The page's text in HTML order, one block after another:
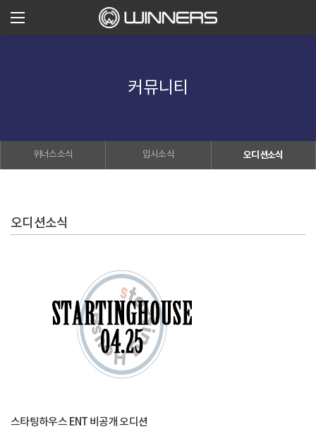
커뮤니티
위너스소식 입시소식 오디션소식
오디션소식
스타팅하우스 ENT 비공개 오디션